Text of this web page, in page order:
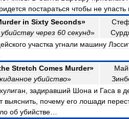
постараться чтобы не упасть
in Sixty Seconds»
убийству через 60 секунд»
участка угнали машину
Stretch Comes Murder»
убийство»
хулиган задиравший Шона и Гаса в
выяснить почему его лошади
об убийстве